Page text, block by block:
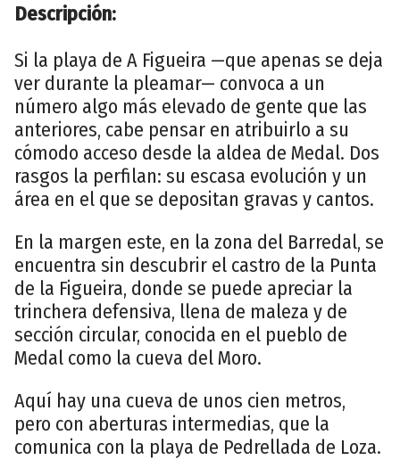
Descripción:
Si la playa de A Figueira —que apenas se deja
ver durante la pleamar— convoca a un
número algo más elevado de gente que las
anteriores, cabe pensar en atribuirlo a su
cómodo acceso desde la aldea de Medal. Dos
rasgos la perfilan: su escasa evolución y un
área en el que se depositan gravas y cantos.
En la margen este, en la zona del Barredal, se
encuentra sin descubrir el castro de la Punta
de la Figueira, donde se puede apreciar la
trinchera defensiva, llena de maleza y de
sección circular, conocida en el pueblo de
Medal como la cueva del Moro.
Aquí hay una cueva de unos cien metros,
pero con aberturas intermedias, que la
comunica con la playa de Pedrellada de Loza.